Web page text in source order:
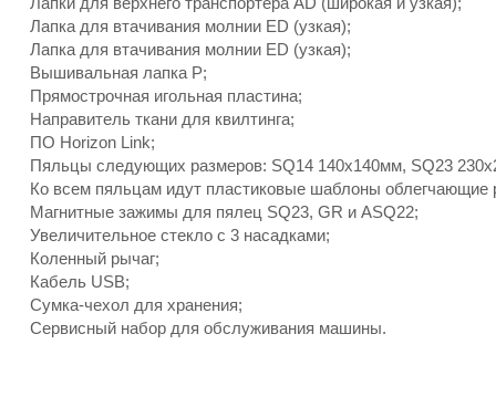
Лапка для втачивания молнии ЕD (узкая);
Лапка для втачивания молнии ЕD (узкая);
Вышивальная лапка P;
Прямострочная игольная пластина;
Направитель ткани для квилтинга;
ПО Horizon Link;
Пяльцы следующих размеров: SQ14 140x140мм, SQ23
Ко всем пяльцам идут пластиковые шаблоны облегчающие
Магнитные зажимы для пялец SQ23, GR и ASQ22;
Увеличительное стекло с 3 насадками;
Коленный рычаг;
Кабель USB;
Сумка-чехол для хранения;
Сервисный набор для обслуживания машины.